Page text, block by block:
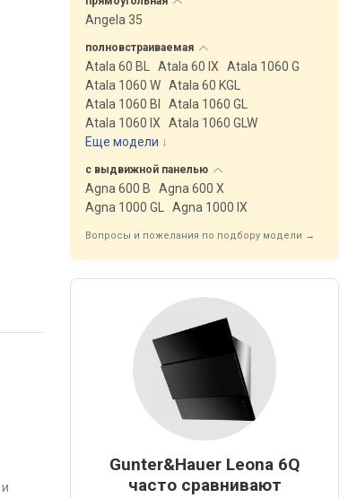
Angela 35
полновстраиваемая
Atala 60 BL Atala 60 IX
Atala 1060 G
Atala 1060 W Atala 60 KGL
Atala 1060 BI
Atala 1060 GL
Atala 1060 IX
Atala 1060 GLW
Еще модели ↓
с выдвижной панелью
Agna 600 B
Agna 600 X
Agna 1000 GL
Agna 1000 IX
Вопросы и пожелания по подбору модели →
Gunter&Hauer Leona 6Q
часто сравнивают